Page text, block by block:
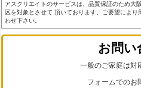
アスクリエイトのサービスは、品質保証のため
区を対象とさせて 頂いております。ご要望によ
わせ下さい。
お問い
一般のご家庭は対
フォームでのお